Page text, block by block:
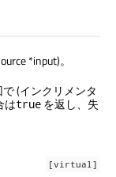
*input)。
(インクリメンタ
はtrue を返し、失
[virtual]